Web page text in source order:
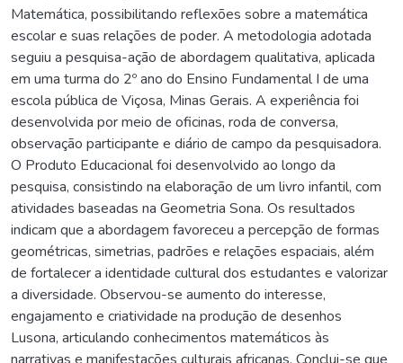
Matemática, possibilitando reflexões sobre a matemática
escolar e suas relações de poder. A metodologia adotada
seguiu a pesquisa-ação de abordagem qualitativa, aplicada
em uma turma do 2º ano do Ensino Fundamental I de uma
escola pública de Viçosa, Minas Gerais. A experiência foi
desenvolvida por meio de oficinas, roda de conversa,
observação participante e diário de campo da pesquisadora.
O Produto Educacional foi desenvolvido ao longo da
pesquisa, consistindo na elaboração de um livro infantil, com
atividades baseadas na Geometria Sona. Os resultados
indicam que a abordagem favoreceu a percepção de formas
geométricas, simetrias, padrões e relações espaciais, além
de fortalecer a identidade cultural dos estudantes e valorizar
a diversidade. Observou-se aumento do interesse,
engajamento e criatividade na produção de desenhos
Lusona, articulando conhecimentos matemáticos às